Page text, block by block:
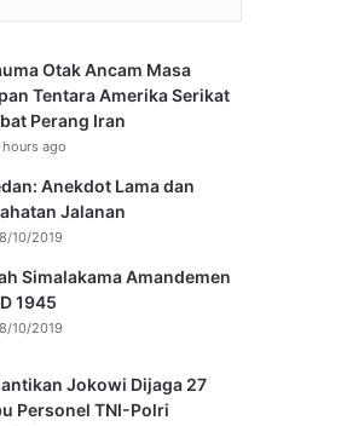
Otak Ancam Masa
Tentara Amerika Serikat
Perang Iran
hours ago
Anekdot Lama dan
Jalanan
10/2019
Simalakama Amandemen
1945
10/2019
Jokowi Dijaga 27
Personel TNI-Polri